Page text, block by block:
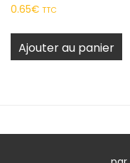
0.65€ TTC
Ajouter au panier